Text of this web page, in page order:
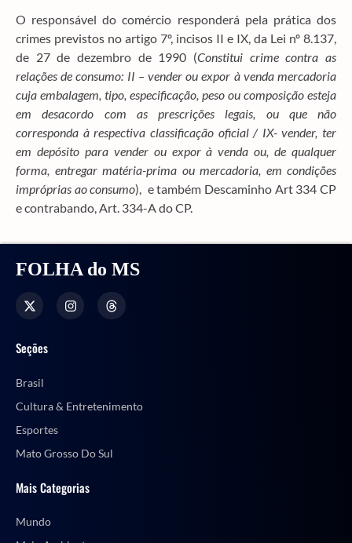
O responsável do comércio responderá pela prática dos
crimes previstos no artigo 7º, incisos II e IX, da Lei nº 8.137,
de 27 de dezembro de 1990 (Constitui crime contra as
relações de consumo: II – vender ou expor à venda mercadoria
cuja embalagem, tipo, especificação, peso ou composição esteja
em desacordo com as prescrições legais, ou que não
corresponda à respectiva classificação oficial / IX- vender, ter
em depósito para vender ou expor à venda ou, de qualquer
forma, entregar matéria-prima ou mercadoria, em condições
impróprias ao consumo), e também Descaminho Art 334 CP
e contrabando, Art. 334-A do CP.
FOLHA do MS
Seções
Brasil
Cultura & Entretenimento
Esportes
Mato Grosso Do Sul
Mais Categorias
Mundo